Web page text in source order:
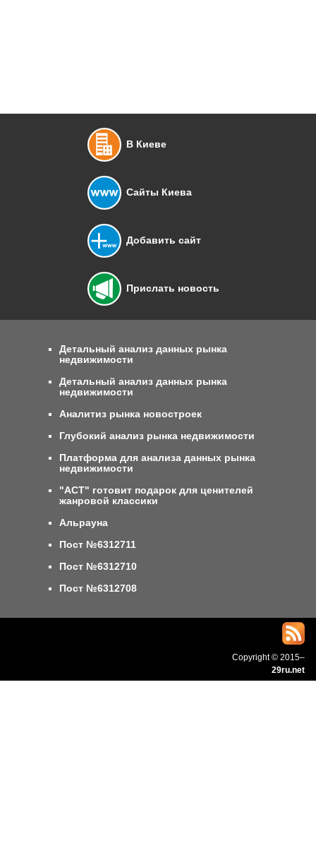
В Киеве
Сайты Киева
Добавить сайт
Прислать новость
Детальный анализ данных рынка
недвижимости
Детальный анализ данных рынка
недвижимости
Аналитиз рынка новостроек
Глубокий анализ рынка недвижимости
Платформа для анализа данных рынка
недвижимости
"АСТ" готовит подарок для ценителей
жанровой классики
Альрауна
Пост №6312711
Пост №6312710
Пост №6312708
Copyright © 2015–
29ru.net